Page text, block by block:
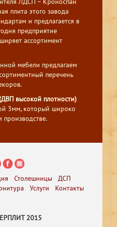
плита этого завода
и предлагается в
предприятие
ассортимент
мебели предлагаем
перечень
высокой плотности)
3мм, который широко
производстве.
Столешницы
ДСП
Услуги Контакты
2015